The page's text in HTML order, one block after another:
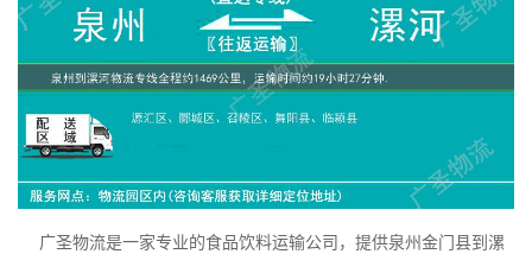
广圣物流是一家专业的食品饮料运输公司，提供泉州金门县到漯